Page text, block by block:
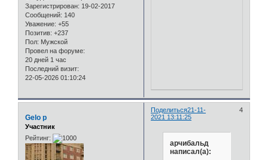
Зарегистрирован: 19-02-2017
Сообщений: 140
Уважение: +55
Позитив: +237
Пол: Мужской
Провел на форуме:
20 дней 1 час
Последний визит:
22-05-2026 01:10:24
Поделиться 4
21-11-
2021 13:11:25
Gelo p
Участник
Рейтинг:
арчибальд
написал(а):